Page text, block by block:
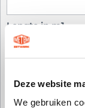
Deze website
We gebruiken
Lengte in m1